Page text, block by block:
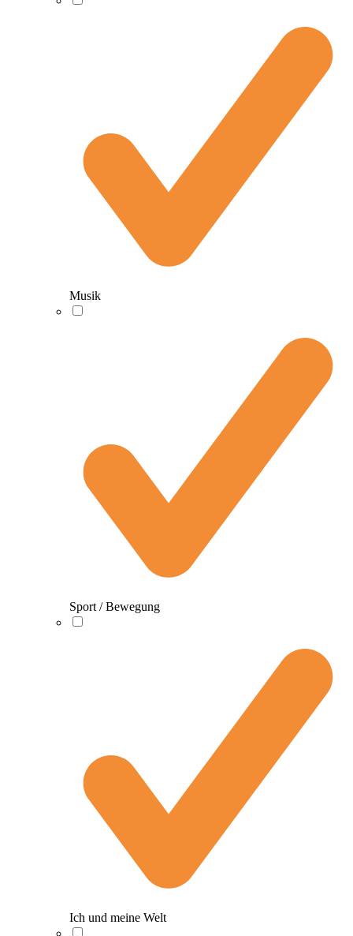
Musik
Sport / Bewegung
Ich und meine Welt